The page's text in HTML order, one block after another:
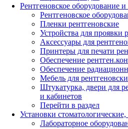
Рентгеновское оборудование
Рентгеновское
Пленки рентгеновские
Устройства для проявки
Аксессуары для
Принтеры для печати
Обеспечение
Обеспечение
Мебель для
Штукатурка, двери для
и кабинетов
Перейти в раздел
Установки
Лабораторное